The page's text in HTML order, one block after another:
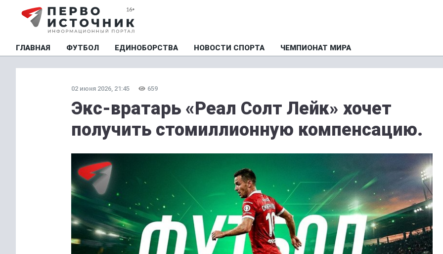
ГЛАВНАЯ ФУТБОЛ ЕДИНОБОРСТВА НОВОСТИ СПОРТА ЧЕМПИОНАТ МИРА
02 июня 2026, 21:45 659
Экс-вратарь «Реал Солт Лейк» хочет
получить стомиллионную компенсацию.